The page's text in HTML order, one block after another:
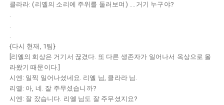
클라라: (리옐의 소리에 주위를 둘러보며) ....거기 누구야?
.
.
.
{다시 현재, 1팀}
[리옐의 회상은 거기서 끊겼다. 또 다른 생존자가 일어나서 옥상으로 올
라왔기 때문이다.]
시엔: 일찍 일어나셨네요. 리옐 님, 클라라 님.
리옐: 아, 네. 잘 주무셨습니까?
시엔: 잘 잤습니다. 리옐 님도 잘 주무셨지요?